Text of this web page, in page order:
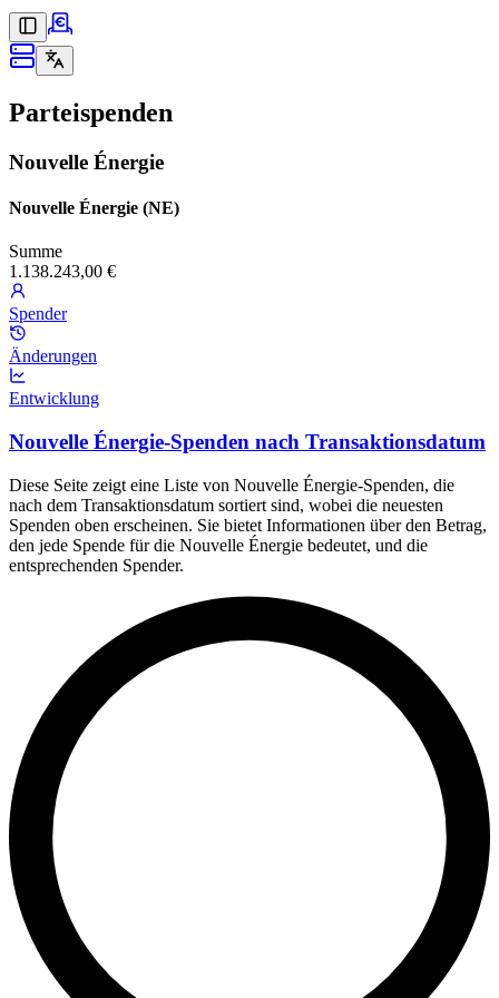
Parteispenden
Nouvelle Énergie
Nouvelle Énergie (NE)
Summe
1.138.243,00 €
Spender
Änderungen
Entwicklung
Nouvelle Énergie-Spenden nach Transaktionsdatum
Diese Seite zeigt eine Liste von Nouvelle Énergie-Spenden, die
nach dem Transaktionsdatum sortiert sind, wobei die neuesten
Spenden oben erscheinen. Sie bietet Informationen über den Betrag,
den jede Spende für die Nouvelle Énergie bedeutet, und die
entsprechenden Spender.